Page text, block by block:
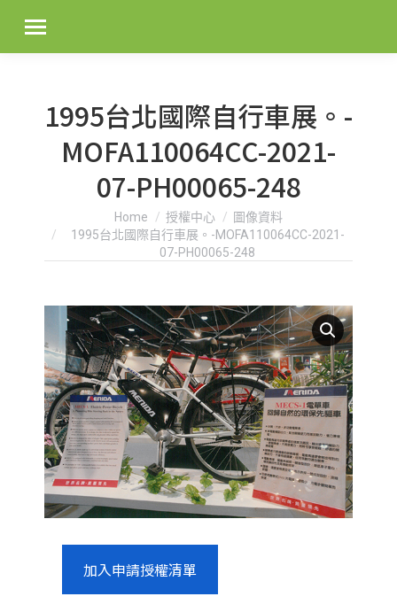
1995台北國際自行車展。-
MOFA110064CC-2021-
07-PH00065-248
You are here:Home 授權中心
圖像資料
1995台北國際自行車展。-MOFA110064CC-2021-
07-PH00065-248
加入申請授權清單